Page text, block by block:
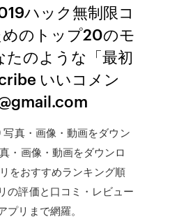
ハック無制限コ
のトップ20のモ
たのような「最初
いいコメン
真・画像・動画をダウン
・画像・動画をダウンロ
をおすすめランキング順
の評価と口コミ・レビュー
プリまで網羅。